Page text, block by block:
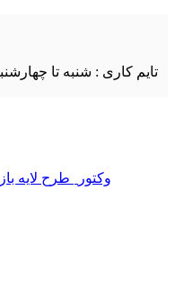
تایم کاری : شنبه تا
وکتور طرح لایه